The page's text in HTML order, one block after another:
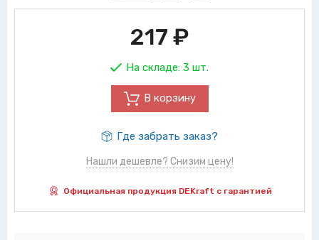
217 ₽
На складе: 3 шт.
В корзину
Где забрать заказ?
Нашли дешевле? Снизим цену!
Официальная продукция DEKraft с гарантией